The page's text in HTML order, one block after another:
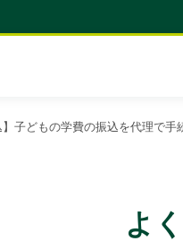
】子どもの学費の振込を代理で手
よ